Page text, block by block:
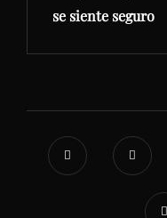
se siente seguro